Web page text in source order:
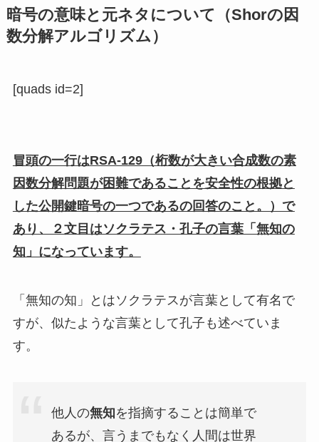
暗号の意味と元ネタについて（Shorの因
数分解アルゴリズム）
[quads id=2]
冒頭の一行はRSA-129（桁数が大きい合成数の素
因数分解問題が困難であることを安全性の根拠と
した公開鍵暗号の一つであるの回答のこと。）で
あり、２文目はソクラテス・孔子の言葉「無知の
知」になっています。
「無知の知」とはソクラテスが言葉として有名で
すが、似たような言葉として孔子も述べていま
す。
他人の無知を指摘することは簡単で
あるが、言うまでもなく人間は世界